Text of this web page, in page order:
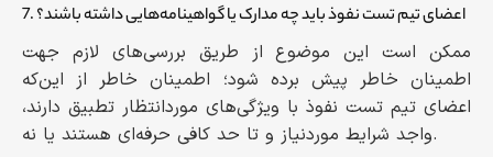
7. اعضای تیم تست نفوذ باید چه مدارک یا گواهینامه‌هایی داشته باشند؟
ممکن است این موضوع از طریق بررسی‌های لازم جهت
اطمینان خاطر پیش برده شود؛ اطمینان خاطر از این‌که
اعضای تیم تست نفوذ با ویژگی‌های موردانتظار تطبیق دارند،
واجد شرایط موردنیاز و تا حد کافی حرفه‌ای هستند یا نه.